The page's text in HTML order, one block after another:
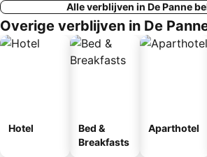
Alle verblijven in De Panne
Overige verblijven in De
Hotel
Bed &
Breakfasts
Aparthotel